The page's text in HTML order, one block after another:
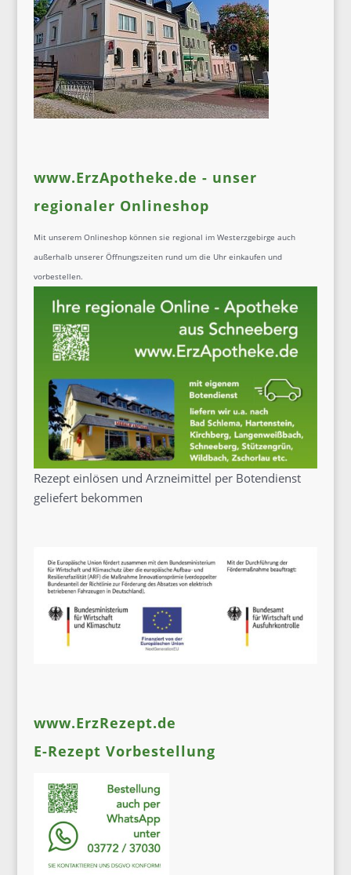
www.ErzApotheke.de - unser
regionaler Onlineshop
Mit unserem Onlineshop können sie regional im Westerzgebirge auch
außerhalb unserer Öffnungszeiten rund um die Uhr einkaufen und
vorbestellen.
Rezept einlösen und Arzneimittel per Botendienst
geliefert bekommen
www.ErzRezept.de
E-Rezept Vorbestellung